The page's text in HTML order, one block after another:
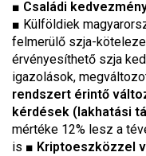
■ Családi
■ Külföldiek
felmerülő szja-
érvényesíthető szja
igazolások,
rendszert érintő
kérdések (lakhatási
mértéke 12% lesz a
is ■ Kriptoeszközzel